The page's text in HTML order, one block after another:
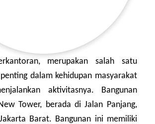
merupakan salah satu
dalam kehidupan masyarakat
aktivitasnya. Bangunan
Tower, berada di Jalan Panjang,
Barat. Bangunan ini memiliki